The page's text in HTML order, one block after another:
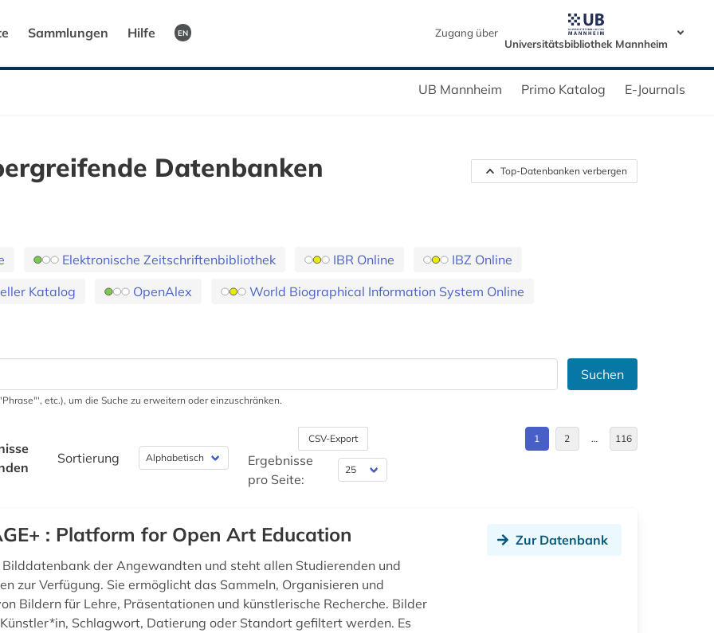
Sammlungen Hilfe EN
Zugang über
Universitätsbibliothek Mannheim
UB Mannheim Primo Katalog E-Journals
Top-Datenbanken verbergen
Datenbanken
Elektronische Zeitschriftenbibliothek IBR Online
IBZ Online
Katalog OpenAlex
World Biographical Information System Online
Suchen
etc.), um die Suche zu erweitern oder einzuschränken.
Sortierung
CSV-Export
Ergebnisse
pro Seite:
1 2 … 116
: Platform for Open Art Education
der Angewandten und steht allen Studierenden und
zur Verfügung. Sie ermöglicht das Sammeln, Organisieren und
Bildern für Lehre, Präsentationen und künstlerische Recherche. Bilder
Schlagwort, Datierung oder Standort gefiltert werden. Es
Zur Datenbank